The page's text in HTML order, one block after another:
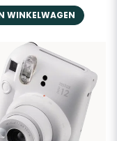
WINKELWAGEN